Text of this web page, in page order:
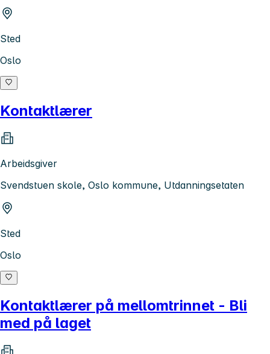
Sted
Oslo
Kontaktlærer
Arbeidsgiver
Svendstuen skole, Oslo kommune, Utdanningsetaten
Sted
Oslo
Kontaktlærer på mellomtrinnet - Bli
med på laget